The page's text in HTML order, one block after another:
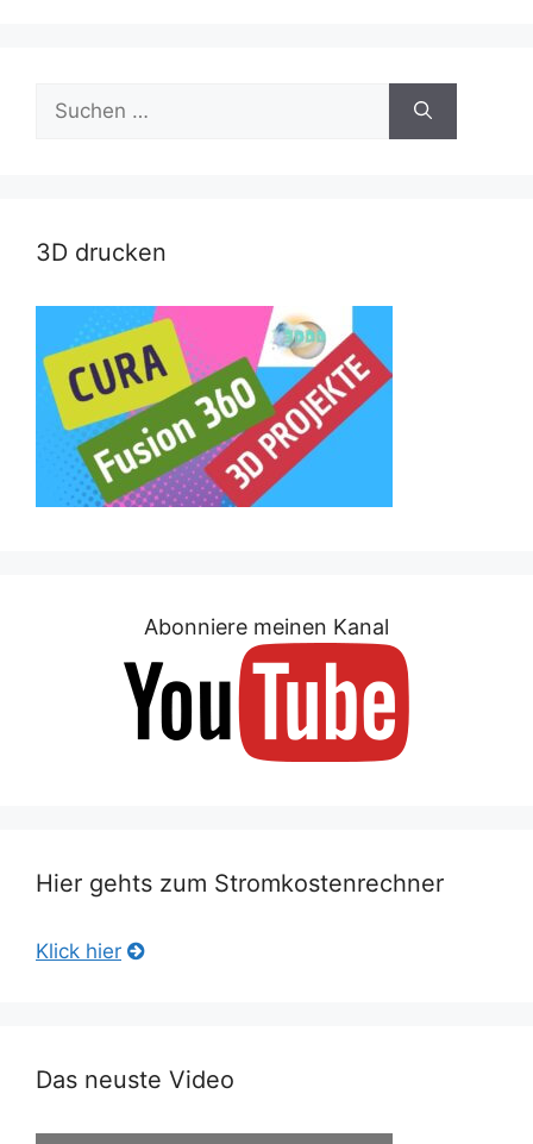
Suche
nach:
3D drucken
Abonniere meinen Kanal
Hier gehts zum Stromkostenrechner
Klick hier
Das neuste Video